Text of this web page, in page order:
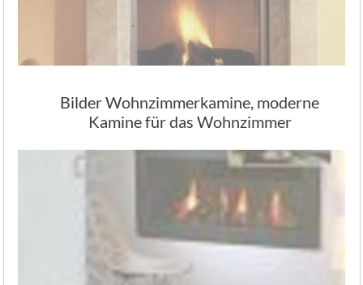
Bilder Wohnzimmerkamine, moderne
Kamine für das Wohnzimmer